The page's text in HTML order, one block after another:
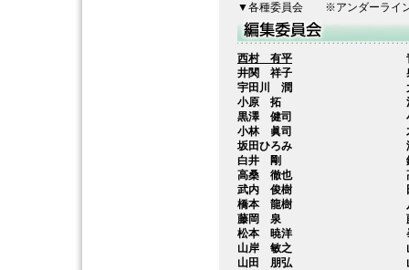
▼各種委員会 ※アンダーライ
西村 有平
井関 祥子
宇田川 潤
小原 拓
黒澤 健司
小林 眞司
坂田ひろみ
白井 剛
高桑 徹也
武内 俊樹
橋本 龍樹
藤岡 泉
松本 暁洋
山岸 敏之
山田 朋弘